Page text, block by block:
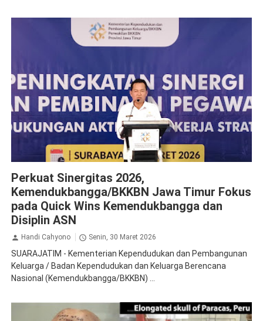
Perkuat Sinergitas 2026,
Kemendukbangga/BKKBN Jawa Timur Fokus
pada Quick Wins Kemendukbangga dan
Disiplin ASN
Handi Cahyono Senin, 30 Maret 2026
SUARAJATIM - Kementerian Kependudukan dan Pembangunan
Keluarga / Badan Kependudukan dan Keluarga Berencana
Nasional (Kemendukbangga/BKKBN) ...